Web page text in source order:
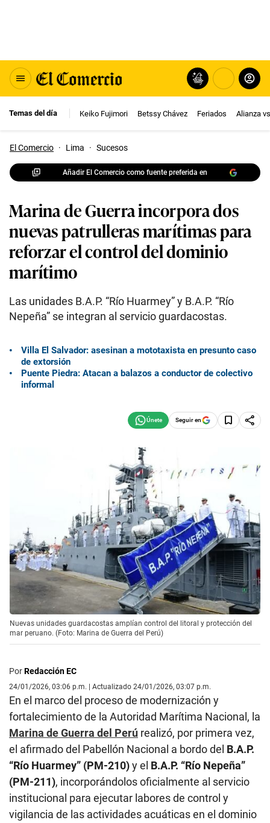
Temas del día Keiko Fujimori Betssy Chávez Feriados Alianza
El Comercio · Lima · Sucesos
Añadir El Comercio como fuente preferida en
Marina de Guerra incorpora dos
nuevas patrulleras marítimas para
reforzar el control del dominio
marítimo
Las unidades B.A.P. “Río Huarmey” y B.A.P. “Río
Nepeña” se integran al servicio guardacostas.
Villa El Salvador: asesinan a mototaxista en presunto caso
de extorsión
Puente Piedra: Atacan a balazos a conductor de colectivo
informal
Seguir en
Nuevas unidades guardacostas amplían control del litoral y protección del
mar peruano. (Foto: Marina de Guerra del Perú)
PorRedacción EC
24/01/2026, 03:06 p.m. | Actualizado 24/01/2026, 03:07 p.m.
En el marco del proceso de modernización y
fortalecimiento de la Autoridad Marítima Nacional, la
Marina de Guerra del Perú realizó, por primera vez,
el afirmado del Pabellón Nacional a bordo del B.A.P.
“Río Huarmey” (PM-210)y el B.A.P. “Río Nepeña”
(PM-211), incorporándolos oficialmente al servicio
institucional para ejecutar labores de control y
vigilancia de las actividades acuáticas en el dominio